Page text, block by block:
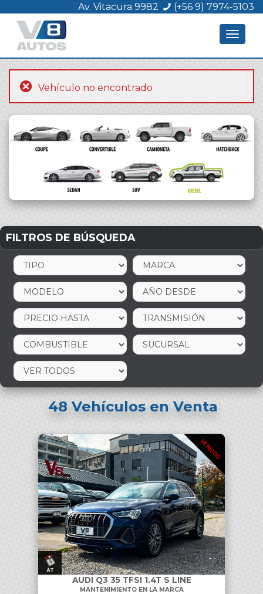
Av. Vitacura 9982 (+56 9) 7974-5103
Toggle
Vehículo no encontrado
FILTROS DE BÚSQUEDA
48Vehículos en Venta
VENDIDO
AUDI Q3 35 TFSI 1.4T S LINE
MANTENIMIENTO EN LA MARCA